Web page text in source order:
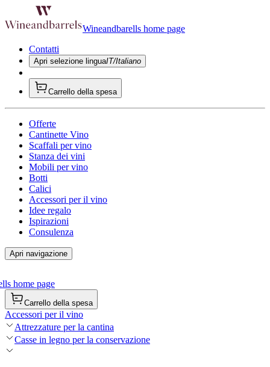
Wineandbarells home page
Contatti
Apri selezione linguaIT/Italiano
Carrello della spesa
Offerte
Cantinette Vino
Scaffali per vino
Stanza dei vini
Mobili per vino
Botti
Calici
Accessori per il vino
Idee regalo
Ispirazioni
Consulenza
Apri navigazione
home page
Carrello della spesa
Accessori per il vino
Attrezzature per la cantina
Casse in legno per la conservazione